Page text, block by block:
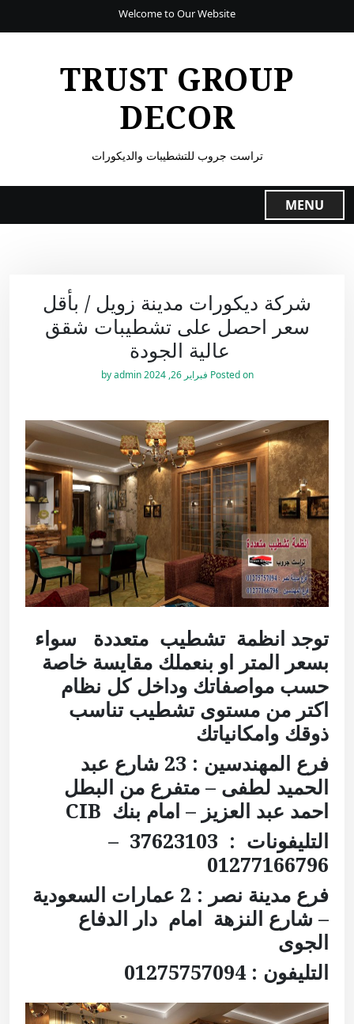
Welcome to Our Website
TRUST GROUP
DECOR
تراست جروب للتشطيبات والديكورات
MENU
شركة ديكورات مدينة زويل / بأقل
سعر احصل على تشطيبات شقق
عالية الجودة
Posted on فبراير 26, 2024 by
admin
توجد انظمة تشطيب متعددة سواء
بسعر المتر او بنعملك مقايسة خاصة
حسب مواصفاتك وداخل كل نظام
اكتر من مستوى تشطيب تناسب
ذوقك وامكانياتك
فرع المهندسين : 23 شارع عبد
الحميد لطفى – متفرع من البطل
احمد عبد العزيز – امام بنك CIB
التليفونات : 37623103 –
01277166796
فرع مدينة نصر :
2 عمارات السعودية
– شارع النزهة امام دار الدفاع
الجوى
التليفون : 01275757094